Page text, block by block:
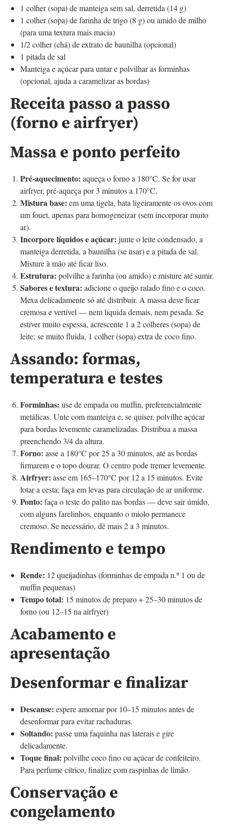
1 colher (sopa) de manteiga sem sal, derretida (14 g)
1 colher (sopa) de farinha de trigo (8 g) ou amido de milho
(para uma textura mais macia)
1/2 colher (chá) de extrato de baunilha (opcional)
1 pitada de sal
Manteiga e açúcar para untar e polvilhar as forminhas
(opcional, ajuda a caramelizar as bordas)
Receita passo a passo
(forno e airfryer)
Massa e ponto perfeito
Pré‑aquecimento: aqueça o forno a 180°C. Se for usar
airfryer, pré‑aqueça por 3 minutos a 170°C.
Mistura base: em uma tigela, bata ligeiramente os ovos com
um fouet, apenas para homogeneizar (sem incorporar muito
ar).
Incorpore líquidos e açúcar: junte o leite condensado, a
manteiga derretida, a baunilha (se usar) e a pitada de sal.
Misture à mão até ficar liso.
Estrutura: polvilhe a farinha (ou amido) e misture até sumir.
Sabores e textura: adicione o queijo ralado fino e o coco.
Mexa delicadamente só até distribuir. A massa deve ficar
cremosa e vertível — nem líquida demais, nem pesada. Se
estiver muito espessa, acrescente 1 a 2 colheres (sopa) de
leite; se muito fluida, 1 colher (sopa) extra de coco fino.
Assando: formas,
temperatura e testes
Forminhas: use de empada ou muffin, preferencialmente
metálicas. Unte com manteiga e, se quiser, polvilhe açúcar
para bordas levemente caramelizadas. Distribua a massa
preenchendo 3/4 da altura.
Forno: asse a 180°C por 25 a 30 minutos, até as bordas
firmarem e o topo dourar. O centro pode tremer levemente.
Airfryer: asse em 165–170°C por 12 a 15 minutos. Evite
lotar a cesta; faça em levas para circulação de ar uniforme.
Ponto: faça o teste do palito nas bordas — deve sair úmido,
com alguns farelinhos, enquanto o miolo permanece
cremoso. Se necessário, dê mais 2 a 3 minutos.
Rendimento e tempo
Rende: 12 queijadinhas (forminhas de empada n.º 1 ou de
muffin pequenas)
Tempo total: 15 minutos de preparo + 25–30 minutos de
forno (ou 12–15 na airfryer)
Acabamento e
apresentação
Desenformar e finalizar
Descanse: espere amornar por 10–15 minutos antes de
desenformar para evitar rachaduras.
Soltando: passe uma faquinha nas laterais e gire
delicadamente.
Toque final: polvilhe coco fino ou açúcar de confeiteiro.
Para perfume cítrico, finalize com raspinhas de limão.
Conservação e
congelamento